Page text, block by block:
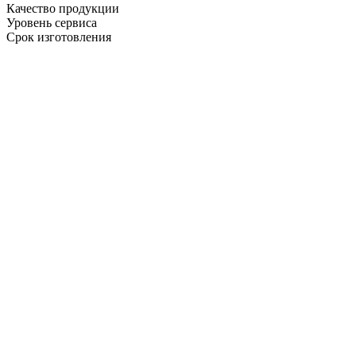
Качество продукции
Уровень сервиса
Срок изготовления